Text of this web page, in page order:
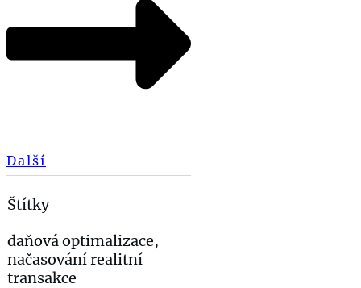
Další
Štítky
daňová optimalizace,
načasování realitní
transakce